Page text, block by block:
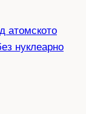
атомското
нуклеарно